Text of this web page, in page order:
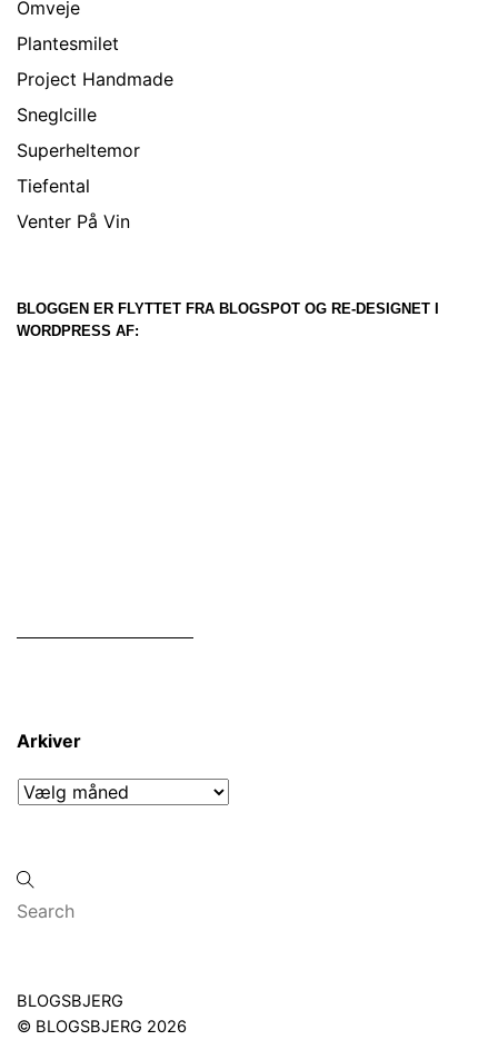
Omveje
Plantesmilet
Project Handmade
Sneglcille
Superheltemor
Tiefental
Venter På Vin
BLOGGEN ER FLYTTET FRA BLOGSPOT OG RE-DESIGNET I
WORDPRESS AF:
Arkiver
Arkiver
Back
To
BLOGSBJERG
© BLOGSBJERG 2026